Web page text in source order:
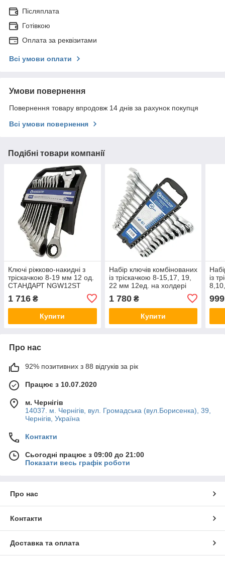
Післяплата
Готівкою
Оплата за реквізитами
Всі умови оплати
Умови повернення
Повернення товару впродовж 14 днів за рахунок покупця
Всі умови повернення
Подібні товари компанії
Ключі ріжково-накидні з
тріскачкою 8-19 мм 12 од.
СТАНДАРТ NGW12ST
1 716 ₴
Купити
Набір ключів комбінованих
із тріскачкою 8-15,17, 19,
22 мм 12ед. на холдері
СТАНДАРТ NGW12ST-B
1 780₴
Купити
із
999
Про нас
92% позитивних з 88 відгуків за рік
Працює з 10.07.2020
м. Чернігів
14037. м. Чернігів, вул. Громадська (вул.Борисенка), 39,
Чернігів, Україна
Контакти
Сьогодні працює з 09:00 до 21:00
Показати весь графік роботи
Про нас
Контакти
Доставка та оплата